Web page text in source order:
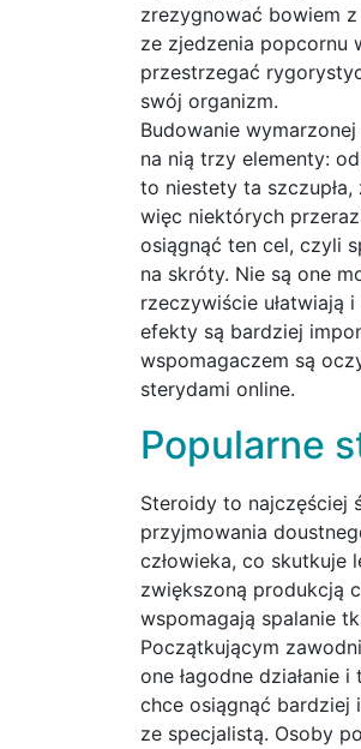
zrezygnować bowiem
ze zjedzenia popcornu
przestrzegać
swój organizm.
Budowanie
na nią trzy elementy:
to niestety ta
więc niektórych
osiągnąć ten cel, czyli
na skróty. Nie są one
rzeczywiście ułatwiają
efekty są bardziej
wspomagaczem są
sterydami online.
Popularne
Steroidy to najczęściej
przyjmowania
człowieka, co skutkuje
zwiększoną produkcją
wspomagają spalanie
Początkującym
one łagodne działanie
chce osiągnąć bardziej
ze specjalistą. Osoby